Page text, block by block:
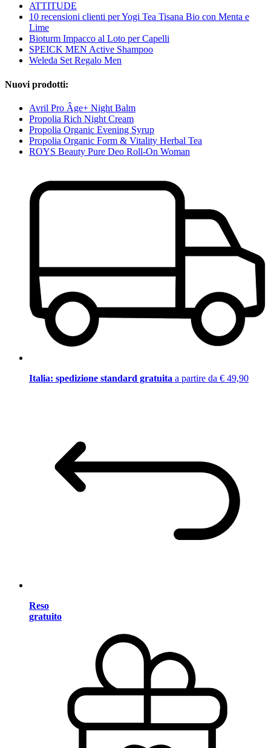
ATTITUDE
10 recensioni clienti per Yogi Tea Tisana Bio con Menta e
Lime
Bioturm Impacco al Loto per Capelli
SPEICK MEN Active Shampoo
Weleda Set Regalo Men
Nuovi prodotti:
Avril Pro Âge+ Night Balm
Propolia Rich Night Cream
Propolia Organic Evening Syrup
Propolia Organic Form & Vitality Herbal Tea
ROYS Beauty Pure Deo Roll-On Woman
Italia: spedizione standard gratuita a partire da € 49,90
Reso
gratuito